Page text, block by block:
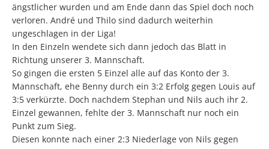
ängstlicher wurden und am Ende dann das Spiel doch noch
verloren. André und Thilo sind dadurch weiterhin
ungeschlagen in der Liga!
In den Einzeln wendete sich dann jedoch das Blatt in
Richtung unserer 3. Mannschaft.
So gingen die ersten 5 Einzel alle auf das Konto der 3.
Mannschaft, ehe Benny durch ein 3:2 Erfolg gegen Louis auf
3:5 verkürzte. Doch nachdem Stephan und Nils auch ihr 2.
Einzel gewannen, fehlte der 3. Mannschaft nur noch ein
Punkt zum Sieg.
Diesen konnte nach einer 2:3 Niederlage von Nils gegen